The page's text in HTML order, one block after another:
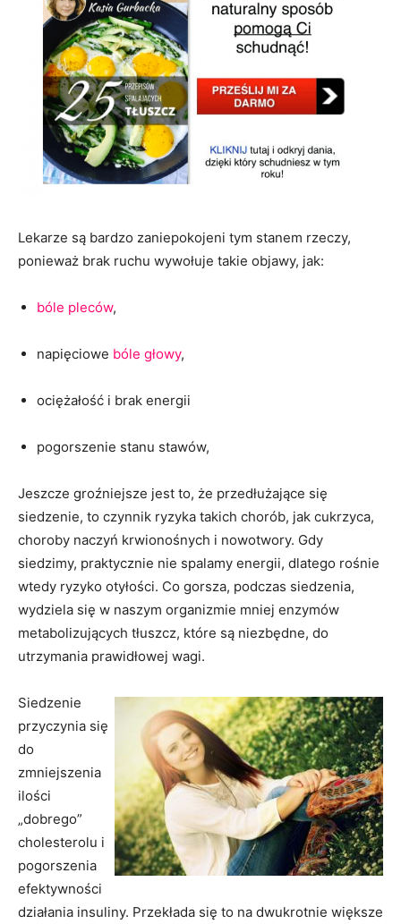
Lekarze są bardzo zaniepokojeni tym stanem rzeczy,
ponieważ brak ruchu wywołuje takie objawy, jak:
bóle pleców,
napięciowe bóle głowy,
ociężałość i brak energii
pogorszenie stanu stawów,
Jeszcze groźniejsze jest to, że przedłużające się
siedzenie, to czynnik ryzyka takich chorób, jak cukrzyca,
choroby naczyń krwionośnych i nowotwory. Gdy
siedzimy, praktycznie nie spalamy energii, dlatego rośnie
wtedy ryzyko otyłości. Co gorsza, podczas siedzenia,
wydziela się w naszym organizmie mniej enzymów
metabolizujących tłuszcz, które są niezbędne, do
utrzymania prawidłowej wagi.
Siedzenie
przyczynia się
do
zmniejszenia
ilości
„dobrego”
cholesterolu i
pogorszenia
efektywności
działania insuliny. Przekłada się to na dwukrotnie większe